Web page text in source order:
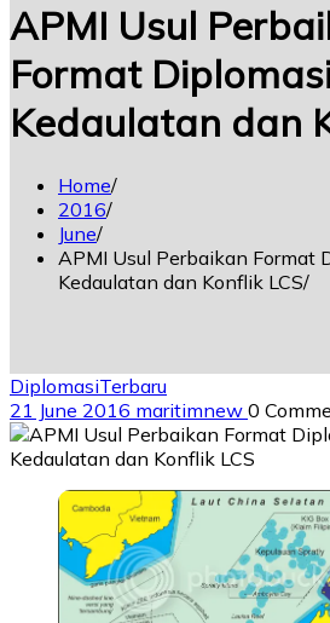
APMI Usul
Format
Kedaulatan dan
Home
2016
June
APMI Usul Perbaikan Format
Kedaulatan dan Konflik LCS
DiplomasiTerbaru
21 June 2016 maritimnew 0